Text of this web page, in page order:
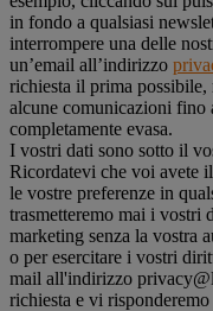
in fondo a qualsiasi
interrompere una delle
un’email all’indirizzo
richiesta il prima possibile,
alcune comunicazioni fino
completamente evasa.
I vostri dati sono sotto il
Ricordatevi che voi avete
le vostre preferenze in
trasmetteremo mai i vostri
marketing senza la vostra
o per esercitare i vostri
mail all'indirizzo
richiesta e vi